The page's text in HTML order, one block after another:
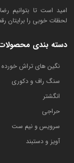
امید است تا بتوانیم
لحظات خوبی را برایتان
دسته بندی
​نگین های تراش خورده
سنگ راف و دکوری
انگشتر
حراجی
سرویس و نیم ست
آویز و دستبند